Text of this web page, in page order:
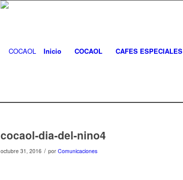
Inicio COCAOL CAFES ESPECIALES
cocaol-dia-del-nino4
octubre 31, 2016 / por Comunicaciones